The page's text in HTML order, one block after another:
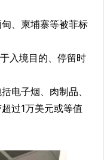
、柬埔寨等被菲标
入境目的、停留时
括电子烟、肉制品、
过1万美元或等值